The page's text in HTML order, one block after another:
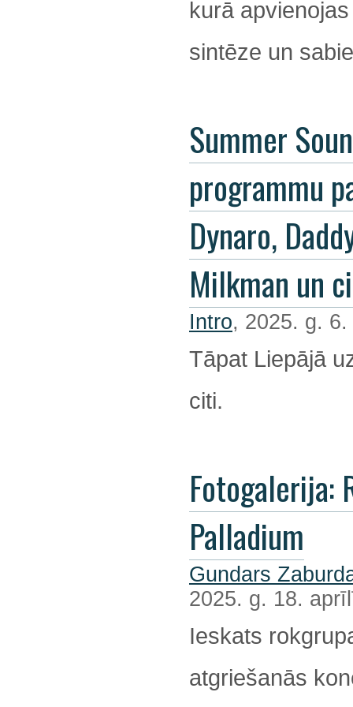
kurā
sintēze un
Summer
programmu
Dynaro,
Milkman un
Intro, 2025. g. 6.
Tāpat Liepājā
citi.
Fotogalerija:
Palladium
Gundars
2025. g. 18.
Ieskats
atgriešanās